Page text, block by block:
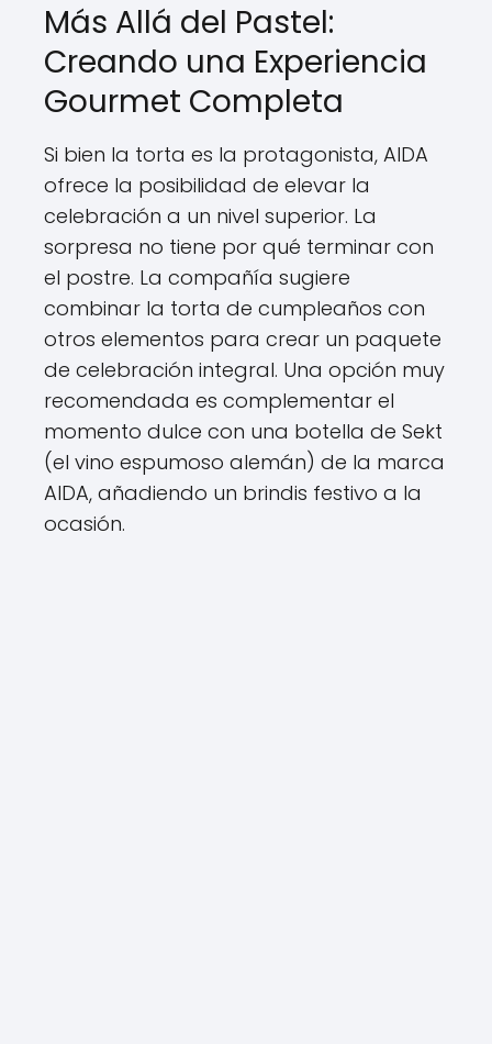
Más Allá del Pastel:
Creando una Experiencia
Gourmet Completa
Si bien la torta es la protagonista, AIDA
ofrece la posibilidad de elevar la
celebración a un nivel superior. La
sorpresa no tiene por qué terminar con
el postre. La compañía sugiere
combinar la torta de cumpleaños con
otros elementos para crear un paquete
de celebración integral. Una opción muy
recomendada es complementar el
momento dulce con una botella de Sekt
(el vino espumoso alemán) de la marca
AIDA, añadiendo un brindis festivo a la
ocasión.